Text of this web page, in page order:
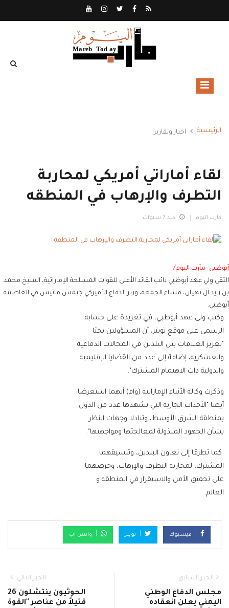
الرئيسية اخبار وتقارير
لقاء أماراتي أمريكي لمحاربة
التطرف والإرهاب في المنطقه
مارب اليوم منذ 7 سنوات
أبوظبي- مأرب اليوم/
التقى ولي عهد أبوظبي نائب القائد الأعلى للقوات المسلحة الإماراتية، الشيخ محمد
بن زايد آل نهيان، مساء الجمعة، وزير الدفاع الأميركي جيمس ماتيس في العاصمة
أبوظبي.
وكتب ولي عهد أبوظبي، في تغريدة على حسابه
الرسمي على موقع تويتر، أن المسؤولين بحثا
"تعزيز العلاقات بين البلدين في المجالات الدفاعية
والعسكرية، إضافة إلى عدد من القضايا الإقليمية
والدولية ذات الاهتمام المشترك".
وذكرت وكالة الأنباء الإماراتية (وام) أنهما استعرضا
أيضا "الأحداث الجارية التي تشهدها عدد من الدول
بمنطقة الشرق الأوسط، وتبادلا وجهات النظر
بشأن الجهود المبذولة لمعالجتها ومواجهتها".
كما تطرقا إلى تعاون البلدين، وتنسيقهما
المشترك، لمحاربة التطرف والإرهاب، وحرصهما
على تحقيق الأمن والاستقرار في المنطقة و
العالم.
فيسبوك تويتر واتس اب
الخبر السابق
مجلس الدفاع الوطني
اليمني يعلن انعقاده
الخبر التالي
الحوثيون ينتشلون 26
قتيلاً من عناصر "القوة